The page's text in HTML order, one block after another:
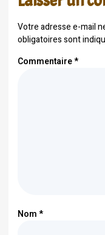
Votre adresse e-mail
obligatoires sont
Commentaire*
Nom*